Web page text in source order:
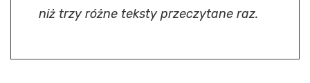
niż trzy różne teksty przeczytane raz.